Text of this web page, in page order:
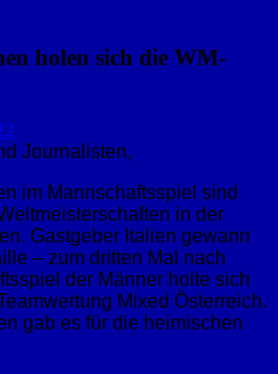
holen sich die WM-
Journalisten,
im Mannschaftsspiel sind
in der
Gastgeber Italien gewann
– zum dritten Mal nach
der Männer holte sich
Mixed Österreich.
gab es für die heimischen